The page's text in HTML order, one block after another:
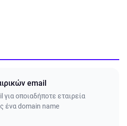
email
για οποιαδήποτε εταιρεία
ένα domain name